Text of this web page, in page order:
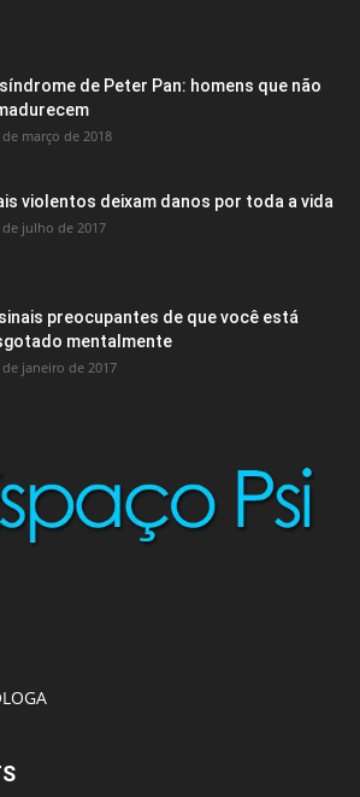
de Peter Pan: homens que não
de março de 2018
violentos deixam danos por toda a vida
de julho de 2017
preocupantes de que você está
mentalmente
de janeiro de 2017